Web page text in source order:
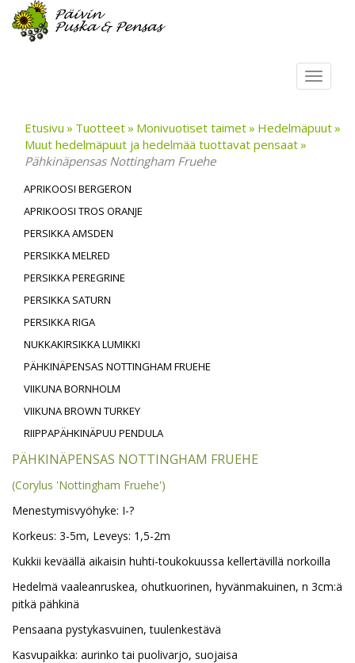
Etusivu Tuotteet Monivuotiset taimet
Hedelmäpuut
Muut hedelmäpuut ja hedelmää tuottavat pensaat
Pähkinäpensas Nottingham Fruehe
APRIKOOSI BERGERON
APRIKOOSI TROS ORANJE
PERSIKKA AMSDEN
PERSIKKA MELRED
PERSIKKA PEREGRINE
PERSIKKA SATURN
PERSIKKA RIGA
NUKKAKIRSIKKA LUMIKKI
PÄHKINÄPENSAS NOTTINGHAM FRUEHE
VIIKUNA BORNHOLM
VIIKUNA BROWN TURKEY
RIIPPAPÄHKINÄPUU PENDULA
PÄHKINÄPENSAS NOTTINGHAM FRUEHE
(Corylus 'Nottingham Fruehe')
Menestymisvyöhyke: I-?
Korkeus: 3-5m, Leveys: 1,5-2m
Kukkii keväällä aikaisin huhti-toukokuussa kellertävillä norkoilla
Hedelmä vaaleanruskea, ohutkuorinen, hyvänmakuinen, n 3cm:ä
pitkä pähkinä
Pensaana pystykasvuinen, tuulenkestävä
Kasvupaikka: aurinko tai puolivarjo, suojaisa